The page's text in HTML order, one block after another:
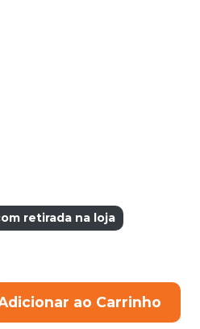
retirada na loja
ao Carrinho